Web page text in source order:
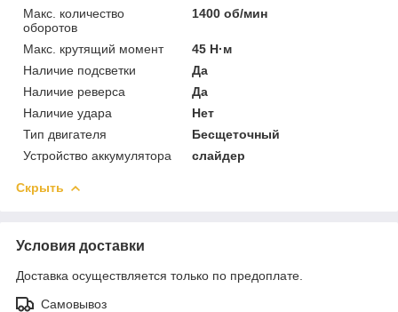
Макс. количество
оборотов
1400 об/мин
Макс. крутящий момент
45 Н·м
Наличие подсветки
Да
Наличие реверса
Да
Наличие удара
Нет
Тип двигателя
Бесщеточный
Устройство аккумулятора
слайдер
Скрыть
Условия доставки
Доставка осуществляется только по предоплате.
Самовывоз